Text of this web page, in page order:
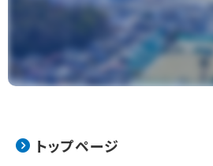
トップページ